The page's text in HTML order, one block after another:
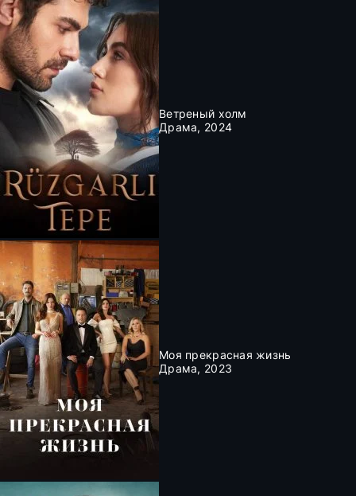
Ветреный холм
Драма, 2024
Моя прекрасная жизнь
Драма, 2023